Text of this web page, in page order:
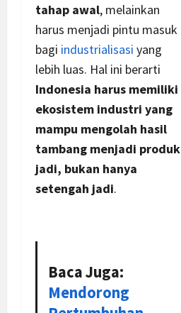
tahap awal, melainkan
harus menjadi pintu masuk
bagi industrialisasi yang
lebih luas. Hal ini berarti
Indonesia harus memiliki
ekosistem industri yang
mampu mengolah hasil
tambang menjadi produk
jadi, bukan hanya
setengah jadi.
Baca Juga:
Mendorong